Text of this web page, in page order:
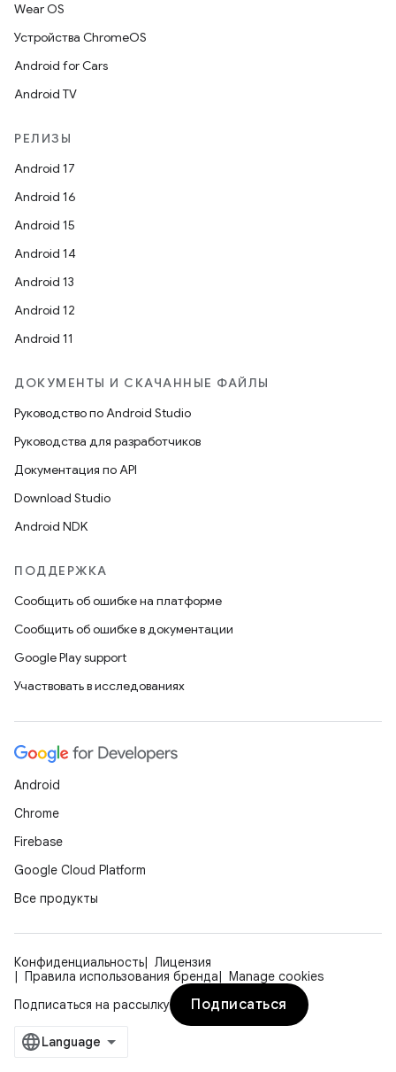
Wear OS
Устройства ChromeOS
Android for Cars
Android TV
РЕЛИЗЫ
Android 17
Android 16
Android 15
Android 14
Android 13
Android 12
Android 11
ДОКУМЕНТЫ И СКАЧАННЫЕ ФАЙЛЫ
Руководство по Android Studio
Руководства для разработчиков
Документация по API
Download Studio
Android NDK
ПОДДЕРЖКА
Сообщить об ошибке на платформе
Сообщить об ошибке в документации
Google Play support
Участвовать в исследованиях
Android
Chrome
Firebase
Google Cloud Platform
Все продукты
Конфиденциальность
Лицензия
Правила использования бренда
Manage cookies
Подписаться на рассылку
Подписаться